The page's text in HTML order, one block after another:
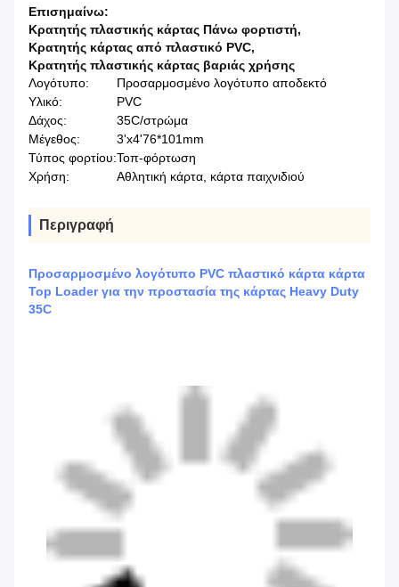
Επισημαίνω:
Κρατητής πλαστικής κάρτας Πάνω φορτιστή,
Κρατητής κάρτας από πλαστικό PVC,
Κρατητής πλαστικής κάρτας βαριάς χρήσης
Λογότυπο:
Προσαρμοσμένο λογότυπο αποδεκτό
Υλικό:
PVC
Δάχος:
35C/στρώμα
Μέγεθος:
3'x4'76*101mm
Τύπος φορτίου:Τοπ-φόρτωση
Χρήση:
Αθλητική κάρτα, κάρτα παιχνιδιού
Περιγραφή
Προσαρμοσμένο λογότυπο PVC πλαστικό κάρτα κάρτα
Top Loader για την προστασία της κάρτας Heavy Duty
35C